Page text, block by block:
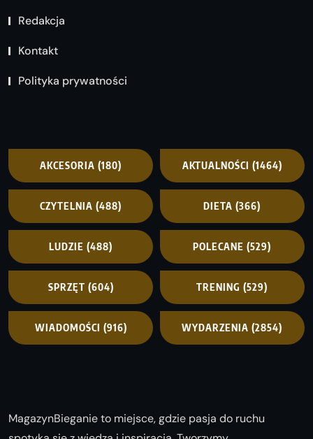
Redakcja
Kontakt
Polityka prywatności
AKCESORIA (180) AKTUALNOŚCI (1464)
CZYTELNIA (488) DIETA (366)
LUDZIE (488) POLECANE (529)
SPRZĘT (604) TRENING (529)
WIADOMOŚCI (916) WYDARZENIA (2854)
MagazynBieganie to miejsce, gdzie pasja do ruchu